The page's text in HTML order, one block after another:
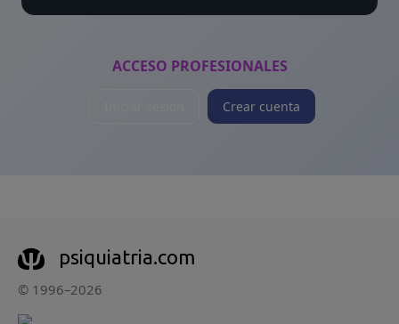
ACCESO PROFESIONALES
Crear cuenta
psiquiatria.com
© 1996–2026